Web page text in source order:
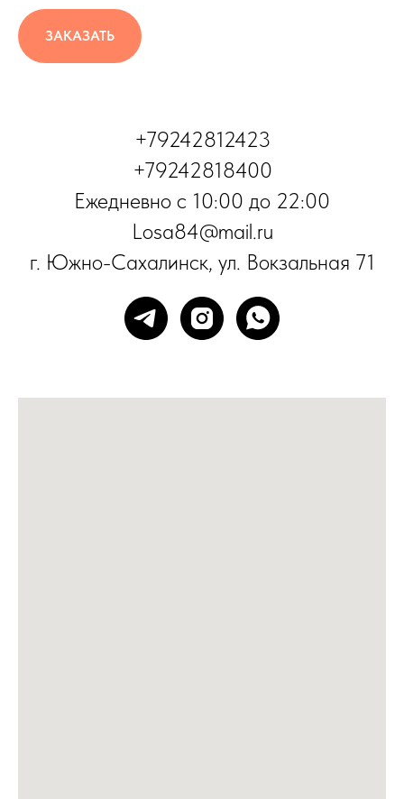
ЗАКАЗАТЬ
+79242812423
+79242818400
Ежедневно с 10:00 до 22:00
Losa84@mail.ru
г. Южно-Сахалинск, ул. Вокзальная 71